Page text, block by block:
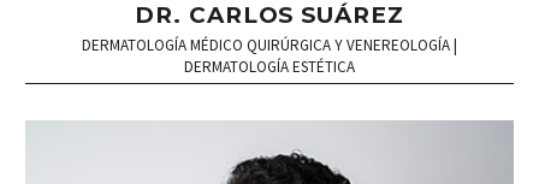
DR. CARLOS SUÁREZ
DERMATOLOGÍA MÉDICO QUIRÚRGICA Y VENEREOLOGÍA |
DERMATOLOGÍA ESTÉTICA